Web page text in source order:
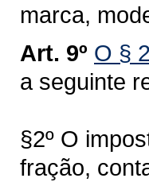
marca,
Art. 9º O §
a seguinte
§2º O
fração,